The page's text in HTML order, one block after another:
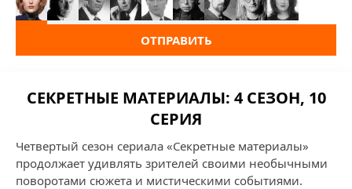
ОТПРАВИТЬ
СЕКРЕТНЫЕ МАТЕРИАЛЫ: 4 СЕЗОН, 10
СЕРИЯ
Четвертый сезон сериала «Секретные материалы»
продолжает удивлять зрителей своими необычными
поворотами сюжета и мистическими событиями.